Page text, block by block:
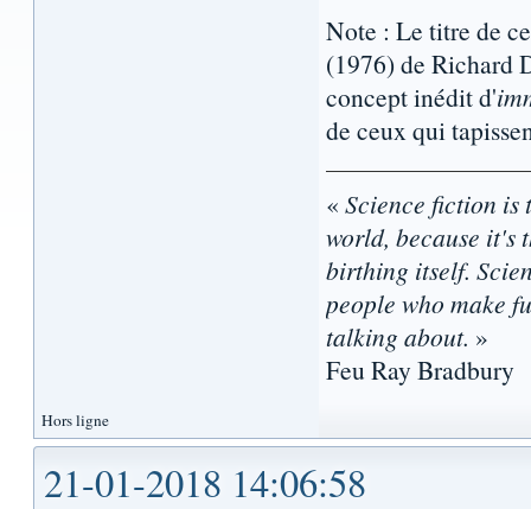
Note : Le titre de
(1976) de Richard
concept inédit d'
de ceux qui
« Science fiction is
world, because it's
birthing itself.
people who make
talking about. »
Feu Ray Bradbury
Hors ligne
21-01-2018 14:06:58